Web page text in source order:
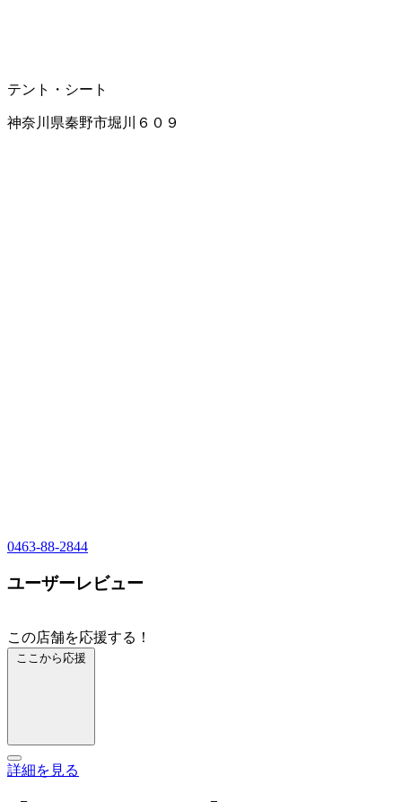
テント・シート
神奈川県秦野市堀川６０９
0463-88-2844
ユーザーレビュー
この店舗を応援する！
ここから応援
詳細を見る